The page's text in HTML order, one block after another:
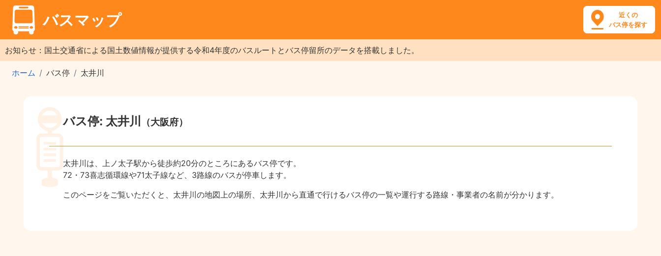
バスマップ
近くの
バス停を探す
お知らせ：国土交通省による国土数値情報が提供する令和4年度のバスルートとバス停留所のデータを搭載しました。
ホーム バス停 太井川
バス停: 太井川 （大阪府）
太井川は、上ノ太子駅から徒歩約20分のところにあるバス停です。
72・73喜志循環線や71太子線など、3路線のバスが停車します。
このページをご覧いただくと、太井川の地図上の場所、太井川から直通で行けるバス停の一覧や運行する路線・事業者の名前が分かります。